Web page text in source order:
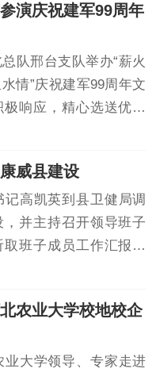
演庆祝建军99周年
队邢台支队举办“薪火
情”庆祝建军99周年文
响应，精心选送优秀
部队官兵同台献艺，
加强军地文化交流，
分展现了地方支持国
...
威县建设
高凯英到县卫健局调
并主持召开领导班子
班子成员工作汇报。
彻落实县第十三次党
医共体建设，健全医
全面提升医疗卫生服
农业大学校地校企
业大学领导、专家走进